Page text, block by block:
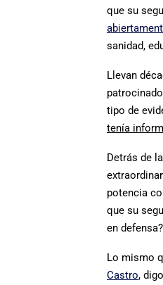
que su
sanidad,
Llevan
tipo de
tenía
Detrás de
potencia
que su
en defensa?
Lo mismo
Castro,